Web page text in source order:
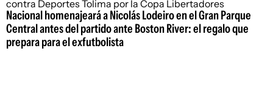
Nacional homenajeará a Nicolás Lodeiro en el Gran Parque
Central antes del partido ante Boston River: el regalo que
prepara para el exfutbolista